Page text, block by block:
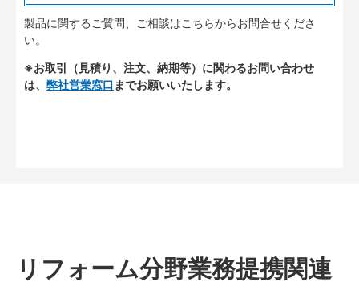
製品に関するご質問、ご相談はこちらからお問合せくださ
い。
※お取引（見積り、注文、納期等）に関わるお問い合わせ
は、 弊社営業窓口 までお願いいたします。
リフォーム分野業務提携関連